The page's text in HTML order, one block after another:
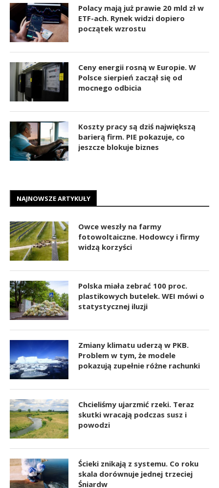
Polacy mają już prawie 20 mld zł w
ETF-ach. Rynek widzi dopiero
początek wzrostu
Ceny energii rosną w Europie. W
Polsce sierpień zaczął się od
mocnego odbicia
Koszty pracy są dziś największą
barierą firm. PIE pokazuje, co
jeszcze blokuje biznes
NAJNOWSZE ARTYKUŁY
Owce weszły na farmy
fotowoltaiczne. Hodowcy i firmy
widzą korzyści
Polska miała zebrać 100 proc.
plastikowych butelek. WEI mówi o
statystycznej iluzji
Zmiany klimatu uderzą w PKB.
Problem w tym, że modele
pokazują zupełnie różne rachunki
Chcieliśmy ujarzmić rzeki. Teraz
skutki wracają podczas susz i
powodzi
Ścieki znikają z systemu. Co roku
skala dorównuje jednej trzeciej
Śniardw